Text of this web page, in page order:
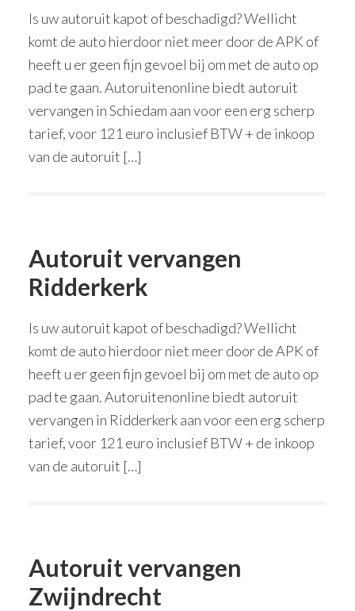
Is uw autoruit kapot of beschadigd? Wellicht
komt de auto hierdoor niet meer door de APK of
heeft u er geen fijn gevoel bij om met de auto op
pad te gaan. Autoruitenonline biedt autoruit
vervangen in Schiedam aan voor een erg scherp
tarief, voor 121 euro inclusief BTW + de inkoop
van de autoruit […]
Autoruit vervangen
Ridderkerk
Is uw autoruit kapot of beschadigd? Wellicht
komt de auto hierdoor niet meer door de APK of
heeft u er geen fijn gevoel bij om met de auto op
pad te gaan. Autoruitenonline biedt autoruit
vervangen in Ridderkerk aan voor een erg scherp
tarief, voor 121 euro inclusief BTW + de inkoop
van de autoruit […]
Autoruit vervangen
Zwijndrecht